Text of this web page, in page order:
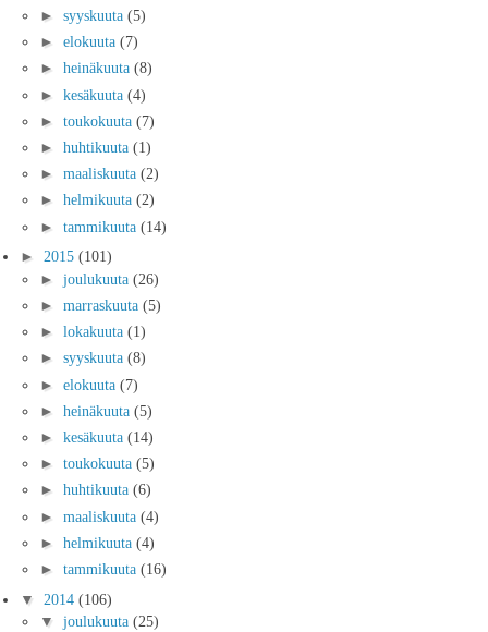
► syyskuuta (5)
► elokuuta (7)
► heinäkuuta (8)
► kesäkuuta (4)
► toukokuuta (7)
► huhtikuuta (1)
► maaliskuuta (2)
► helmikuuta (2)
► tammikuuta (14)
► 2015 (101)
► joulukuuta (26)
► marraskuuta (5)
► lokakuuta (1)
► syyskuuta (8)
► elokuuta (7)
► heinäkuuta (5)
► kesäkuuta (14)
► toukokuuta (5)
► huhtikuuta (6)
► maaliskuuta (4)
► helmikuuta (4)
► tammikuuta (16)
▼ 2014 (106)
▼ joulukuuta (25)